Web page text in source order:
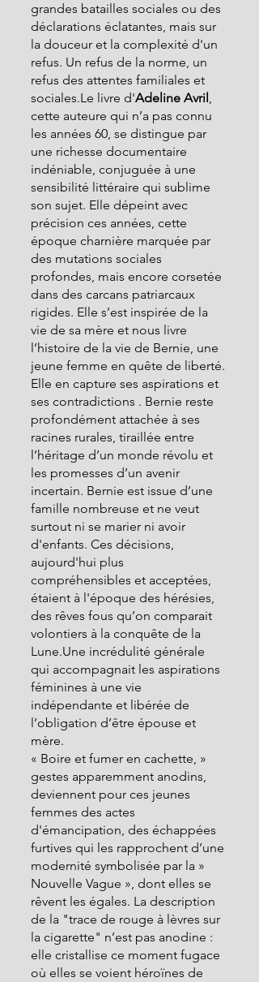
grandes batailles sociales ou des
déclarations éclatantes, mais sur
la douceur et la complexité d'un
refus. Un refus de la norme, un
refus des attentes familiales et
sociales.Le livre d'Adeline Avril ,
cette auteure qui n’a pas connu
les années 60, se distingue par
une richesse documentaire
indéniable, conjuguée à une
sensibilité littéraire qui sublime
son sujet. Elle dépeint avec
précision ces années, cette
époque charnière marquée par
des mutations sociales
profondes, mais encore corsetée
dans des carcans patriarcaux
rigides. Elle s’est inspirée de la
vie de sa mère et nous livre
l’histoire de la vie de Bernie, une
jeune femme en quête de liberté.
Elle en capture ses aspirations et
ses contradictions . Bernie reste
profondément attachée à ses
racines rurales, tiraillée entre
l’héritage d’un monde révolu et
les promesses d’un avenir
incertain. Bernie est issue d’une
famille nombreuse et ne veut
surtout ni se marier ni avoir
d'enfants. Ces décisions,
aujourd'hui plus
compréhensibles et acceptées,
étaient à l'époque des hérésies,
des rêves fous qu’on comparait
volontiers à la conquête de la
Lune.Une incrédulité générale
qui accompagnait les aspirations
féminines à une vie
indépendante et libérée de
l’obligation d’être épouse et
mère.
« Boire et fumer en cachette, »
gestes apparemment anodins,
deviennent pour ces jeunes
femmes des actes
d'émancipation, des échappées
furtives qui les rapprochent d’une
modernité symbolisée par la »
Nouvelle Vague », dont elles se
rêvent les égales. La description
de la "trace de rouge à lèvres sur
la cigarette" n’est pas anodine :
elle cristallise ce moment fugace
où elles se voient héroïnes de